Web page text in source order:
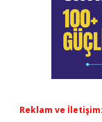
Reklam ve İletişim: